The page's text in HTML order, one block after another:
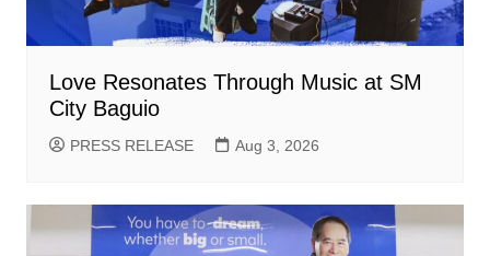
Love Resonates Through Music at SM
City Baguio
PRESS RELEASE Aug 3, 2026